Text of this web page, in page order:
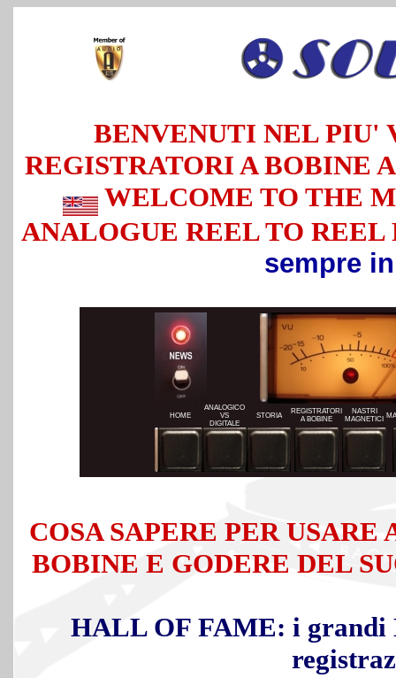
BENVENUTI NEL PIU'
REGISTRATORI A BOBINE
WELCOME TO THE
ANALOGUE REEL TO REEL
sempre
HOME
ANALOGICO
VS
DIGITALE
STORIA
REGISTRATORI
A BOBINE
NASTRI
MAGNETICI
COSA SAPERE PER
BOBINE E GODERE DEL
HALL OF FAME: i